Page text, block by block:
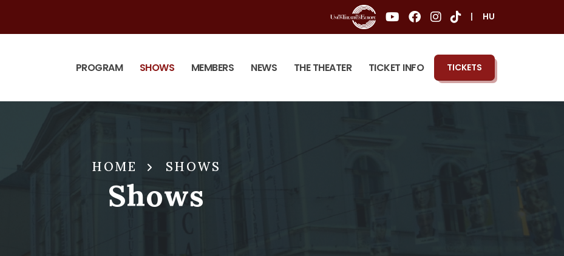
HU
PROGRAM SHOWS MEMBERS NEWS THE THEATER TICKET INFO TICKETS
HOME SHOWS
Shows